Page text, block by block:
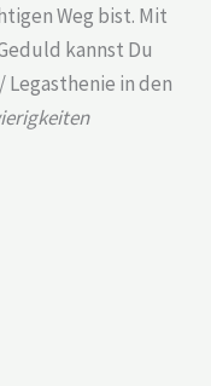
Weg bist. Mit
kannst Du
Legasthenie in den